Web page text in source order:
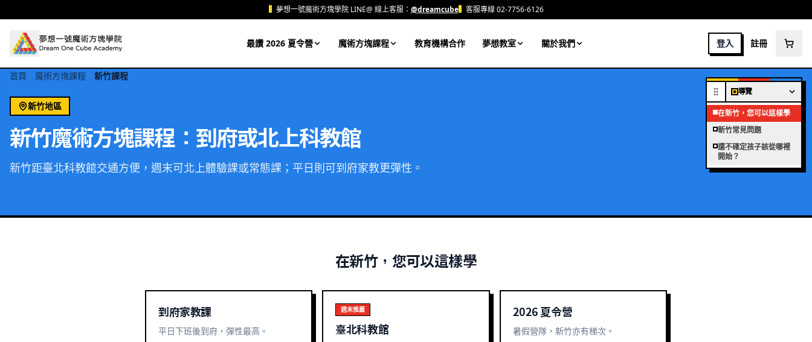
導覽
在新竹，您可以這樣學
新竹常見問題
還不確定孩子該從哪裡
開始？
夢想一號魔術方塊學院 LINE@ 線上客服： @dreamcube▍ 客服專線 02-7756-6126
最讚 2026 夏令營 魔術方塊課程 教育機構合作 夢想教室 關於我們 登入 註冊
首頁 魔術方塊課程 新竹課程
新竹地區
新竹魔術方塊課程：到府或北上科教館
新竹距臺北科教館交通方便，週末可北上體驗課或常態課；平日則可到府家教更彈性。
在新竹，您可以這樣學
到府家教課
平日下班後到府，彈性最高。
週末推薦
臺北科教館
2026 夏令營
暑假營隊，新竹亦有梯次。